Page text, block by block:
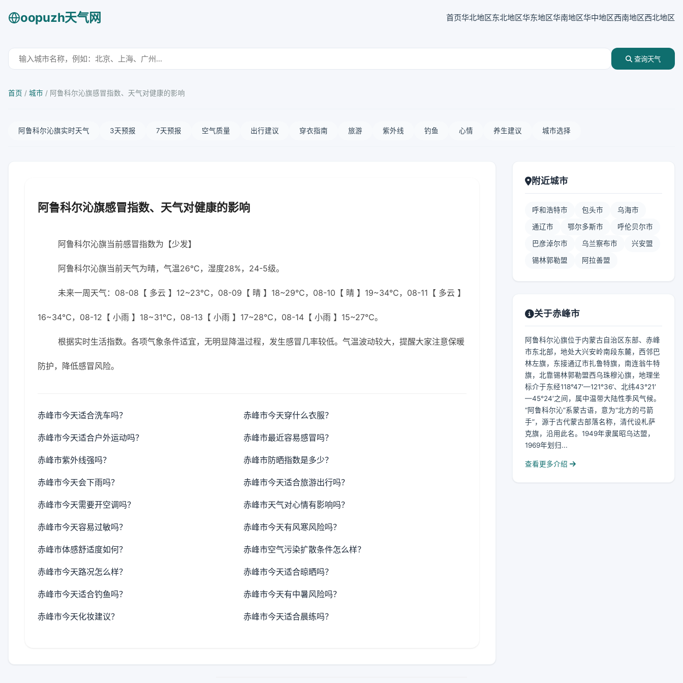
oopuzh天气网 首页华北地区东北地区华东地区华南地区华中地区西南地区西北地区
查询天气
首页 / 城市 / 阿鲁科尔沁旗感冒指数、天气对健康的影响
阿鲁科尔沁旗实时天气 3天预报 7天预报 空气质量 出行建议 穿衣指南 旅游 紫外线 钓鱼 心情 养生建议 城市选择
阿鲁科尔沁旗感冒指数、天气对健康的影响
阿鲁科尔沁旗当前感冒指数为【少发】
阿鲁科尔沁旗当前天气为晴，气温26℃，湿度28%，24-5级。
未来一周天气：08-08【 多云 】12~23℃，08-09【 晴 】18~29℃，08-10【 晴 】19~34℃，08-11【 多云 】
16~34℃，08-12【 小雨 】18~31℃，08-13【 小雨 】17~28℃，08-14【 小雨 】15~27℃。
根据实时生活指数。各项气象条件适宜，无明显降温过程，发生感冒几率较低。气温波动较大，提醒大家注意保暖
防护，降低感冒风险。
赤峰市今天适合洗车吗？ 赤峰市今天穿什么衣服？
赤峰市今天适合户外运动吗？ 赤峰市最近容易感冒吗？
赤峰市紫外线强吗？ 赤峰市防晒指数是多少？
赤峰市今天会下雨吗？ 赤峰市今天适合旅游出行吗？
赤峰市今天需要开空调吗？ 赤峰市天气对心情有影响吗？
赤峰市今天容易过敏吗？ 赤峰市今天有风寒风险吗？
赤峰市体感舒适度如何？ 赤峰市空气污染扩散条件怎么样？
赤峰市今天路况怎么样？ 赤峰市今天适合晾晒吗？
赤峰市今天适合钓鱼吗？ 赤峰市今天有中暑风险吗？
赤峰市今天化妆建议？ 赤峰市今天适合晨练吗？
附近城市
呼和浩特市 包头市 乌海市
通辽市 鄂尔多斯市 呼伦贝尔市
巴彦淖尔市 乌兰察布市 兴安盟
锡林郭勒盟 阿拉善盟
关于赤峰市
阿鲁科尔沁旗位于内蒙古自治区东部、赤峰
市东北部，地处大兴安岭南段东麓，西邻巴
林左旗，东接通辽市扎鲁特旗，南连翁牛特
旗，北靠锡林郭勒盟西乌珠穆沁旗，地理坐
标介于东经118°47′—121°36′、北纬43°21′
—45°24′之间，属中温带大陆性季风气候。
“阿鲁科尔沁”系蒙古语，意为“北方的弓箭
手”，源于古代蒙古部落名称，清代设札萨
克旗，沿用此名。1949年隶属昭乌达盟，
1969年划归...
查看更多介绍